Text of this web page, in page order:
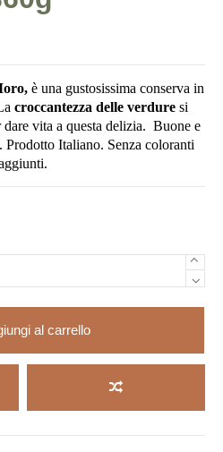
è una gustosissima conserva in
croccantezza delle verdure si
vita a questa delizia. Buone e
Prodotto Italiano. Senza coloranti
al carrello